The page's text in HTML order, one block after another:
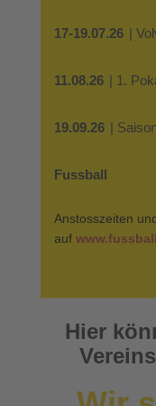
17-19.07.26 |
11.08.26 | 1.
19.09.26 |
Fussball
Anstosszeiten
auf
Hier